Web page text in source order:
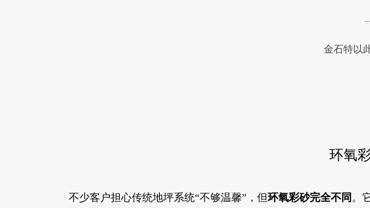
环氧
不少客户担心传统地坪系统“不够温馨”，但环氧彩砂完全不同 。